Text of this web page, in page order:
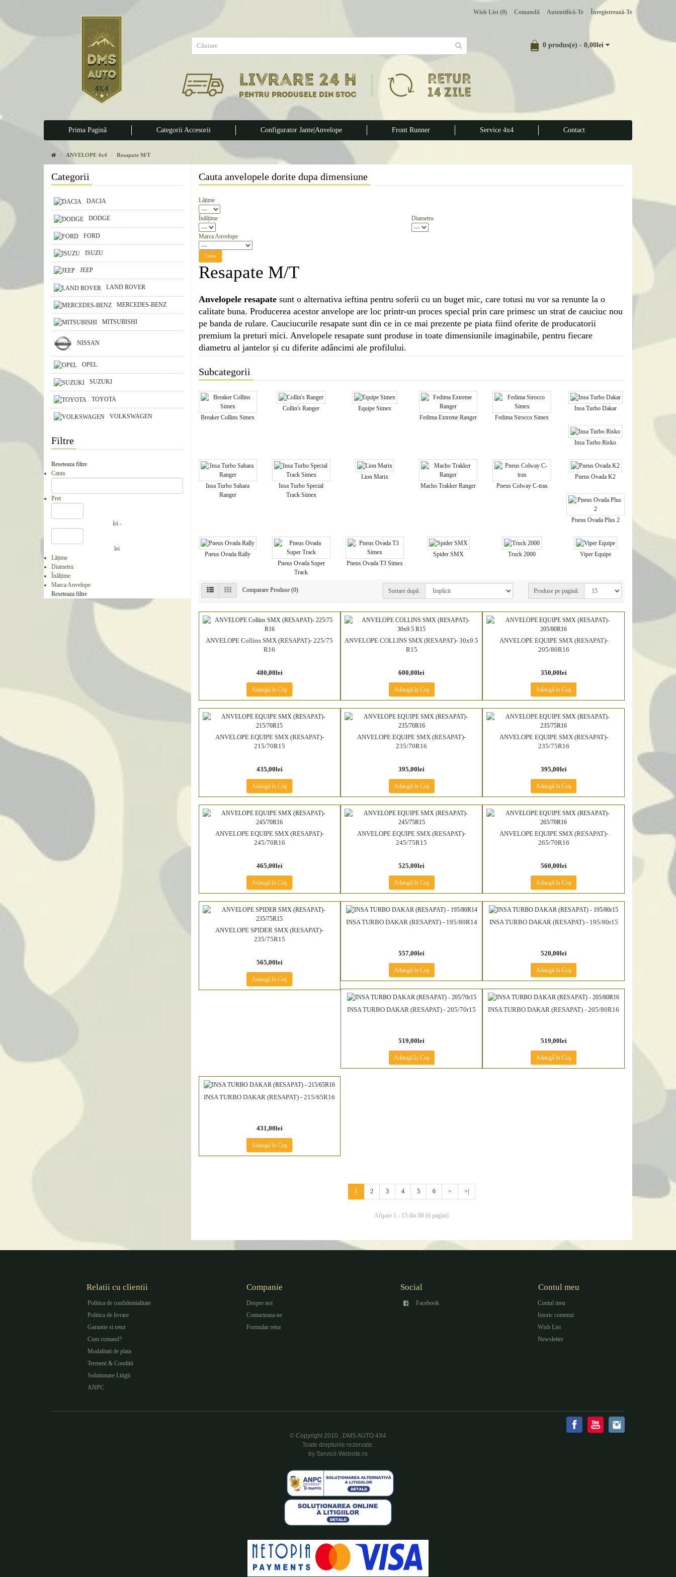
Autentifică-Te Înregistrează-Te
Wish List (0) Comandă
0 produs(e) - 0,00lei
Prima Pagină Categorii Accesorii Configurator Jante|Anvelope Front Runner Service 4x4 Contact
ANVELOPE 4x4 Resapate M/T
Categorii
DACIA
DODGE
FORD
ISUZU
JEEP
LAND ROVER
MERCEDES-BENZ
MITSUBISHI
NISSAN
OPEL
SUZUKI
TOYOTA
VOLKSWAGEN
Filtre
Reseteaza filtre
Cauta
Pret
lei -
lei
Lățime
Diametru
Înălțime
Marca Anvelope
Reseteaza filtre
Cauta anvelopele dorite dupa dimensiune
Lățime
Înălțime Diametru
Marca Anvelope
Cauta
Resapate M/T
Anvelopele resapatesunt o alternativa ieftina pentru soferii cu un buget mic, care totusi nu vor sa renunte la o
calitate buna. Producerea acestor anvelope are loc printr-un proces special prin care primesc un strat de cauciuc nou
pe banda de rulare. Cauciucurile resapate sunt din ce in ce mai prezente pe piata fiind oferite de producatorii
premium la preturi mici. Anvelopele resapate sunt produse in toate dimensiunile imaginabile, pentru fiecare
diametru al jantelor și cu diferite adâncimi ale profilului.
Subcategorii
Breaker Collins Simex
Collin's Ranger
Equipe Simex
Fedima Extreme Ranger
Fedima Sirocco Simex
Insa Turbo Dakar
Insa Turbo Risko
Insa Turbo Sahara
Ranger
Insa Turbo Special
Track Simex
Lion Marix
Macho Trakker Ranger
Pneus Colway C-trax
Pneus Ovada K2
Pneus Ovada Plus 2
Pneus Ovada Rally
Pneus Ovada Super
Track
Pneus Ovada T3 Simex
Spider SMX Truck 2000 Viper Equipe
Comparare Produse (0) Sortare după: Produse pe pagină:
ANVELOPE Collins SMX (RESAPAT)- 225/75
R16
480,00lei
Adaugă în Coş
ANVELOPE COLLINS SMX (RESAPAT)- 30x9.5
R15
600,00lei
Adaugă în Coş
ANVELOPE EQUIPE SMX (RESAPAT)-
205/80R16
350,00lei
Adaugă în Coş
ANVELOPE EQUIPE SMX (RESAPAT)-
215/70R15
435,00lei
Adaugă în Coş
ANVELOPE EQUIPE SMX (RESAPAT)-
235/70R16
395,00lei
Adaugă în Coş
ANVELOPE EQUIPE SMX (RESAPAT)-
235/75R16
395,00lei
Adaugă în Coş
ANVELOPE EQUIPE SMX (RESAPAT)-
245/70R16
465,00lei
Adaugă în Coş
ANVELOPE EQUIPE SMX (RESAPAT)-
245/75R15
525,00lei
Adaugă în Coş
ANVELOPE EQUIPE SMX (RESAPAT)-
265/70R16
560,00lei
Adaugă în Coş
ANVELOPE SPIDER SMX (RESAPAT)-
235/75R15
565,00lei
Adaugă în Coş
INSA TURBO DAKAR (RESAPAT) - 195/80R14
557,00lei
Adaugă în Coş
INSA TURBO DAKAR (RESAPAT) - 195/80r15
520,00lei
Adaugă în Coş
INSA TURBO DAKAR (RESAPAT) - 205/70r15
519,00lei
Adaugă în Coş
INSA TURBO DAKAR (RESAPAT) - 205/80R16
519,00lei
Adaugă în Coş
INSA TURBO DAKAR (RESAPAT) - 215/65R16
431,00lei
Adaugă în Coş
1 2 3 4 5 6 > >|
Afişare 1 - 15 din 80 (6 pagini)
Relatii cu clientii
Politica de confidentialitate
Politica de livrare
Garantie si retur
Cum comand?
Modalitati de plata
Termeni & Conditii
Solutionare Litigii
ANPC
Companie
Despre noi
Contacteaza-ne
Formular retur
Social
Facebook
Contul meu
Contul meu
Istoric comenzi
Wish List
Newsletter
© Copyright 2010 , DMS AUTO 4X4
Toate drepturile rezervate.
by Servicii-Website.ro